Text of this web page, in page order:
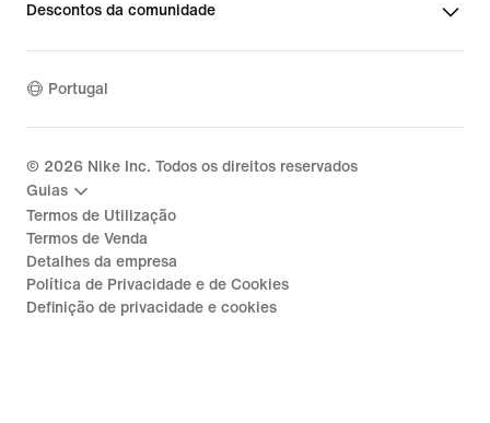
Descontos da comunidade
Portugal
© 2026 Nike Inc. Todos os direitos reservados
Guias
Termos de Utilização
Termos de Venda
Detalhes da empresa
Política de Privacidade e de Cookies
Definição de privacidade e cookies